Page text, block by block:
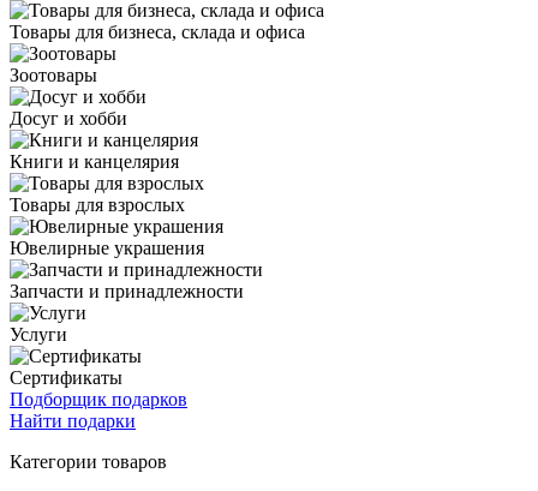
Товары для бизнеса, склада и офиса
Зоотовары
Досуг и хобби
Книги и канцелярия
Товары для взрослых
Ювелирные украшения
Запчасти и принадлежности
Услуги
Сертификаты
Подборщик подарков
Найти подарки
Категории товаров